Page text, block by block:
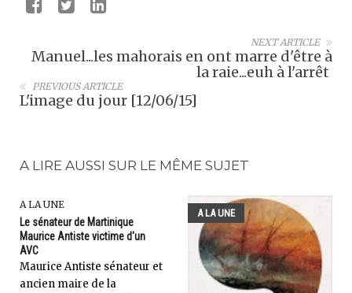
NEXT ARTICLE
Manuel...les mahorais en ont marre d'être à
la raie...euh à l'arrêt
PREVIOUS ARTICLE
L'image du jour [12/06/15]
A LIRE AUSSI SUR LE MÊME SUJET
A LA UNE
Le sénateur de Martinique
Maurice Antiste victime d'un
AVC
Maurice Antiste sénateur et
ancien maire de la
A LA UNE